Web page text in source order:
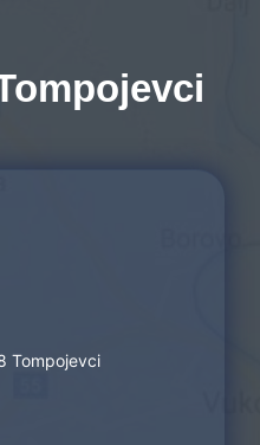
Tompojevci